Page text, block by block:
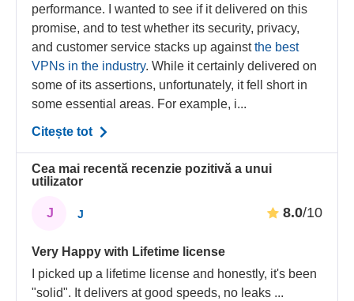
performance. I wanted to see if it delivered on this
promise, and to test whether its security, privacy,
and customer service stacks up againstthe best
VPNs in the industry. While it certainly delivered on
some of its assertions, unfortunately, it fell short in
some essential areas. For example, i...
Citește tot
Cea mai recentă recenzie pozitivă a unui
utilizator
J J 8.0/10
Very Happy with Lifetime license
I picked up a lifetime license and honestly, it's been
"solid". It delivers at good speeds, no leaks ...